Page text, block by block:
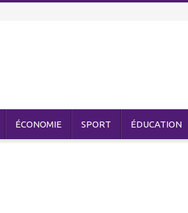
ÉCONOMIE SPORT ÉDUCATION